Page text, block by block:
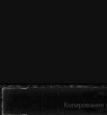
Копирование